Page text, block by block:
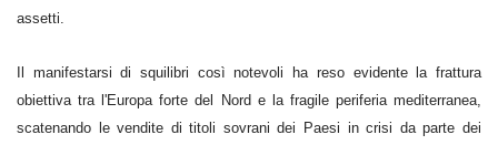
assetti.
Il manifestarsi di squilibri così notevoli ha reso evidente la frattura
obiettiva tra l'Europa forte del Nord e la fragile periferia mediterranea,
scatenando le vendite di titoli sovrani dei Paesi in crisi da parte dei